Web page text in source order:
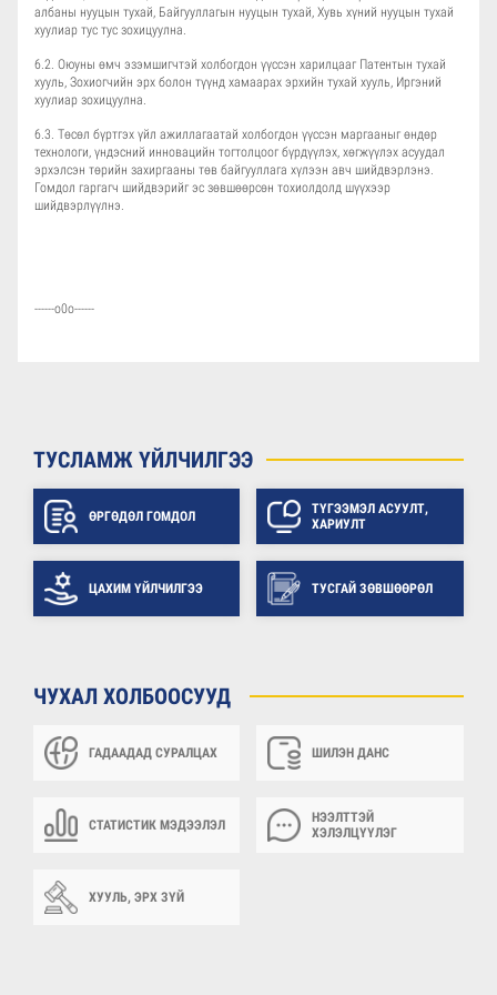
албаны нууцын тухай, Байгууллагын нууцын тухай, Хувь хүний нууцын тухай
хуулиар тус тус зохицуулна.
6.2. Оюуны өмч эзэмшигчтэй холбогдон үүссэн харилцааг Патентын тухай
хууль, Зохиогчийн эрх болон түүнд хамаарах эрхийн тухай хууль, Иргэний
хуулиар зохицуулна.
6.3. Төсөл бүртгэх үйл ажиллагаатай холбогдон үүссэн маргааныг өндөр
технологи, үндэсний инновацийн тогтолцоог бүрдүүлэх, хөгжүүлэх асуудал
эрхэлсэн төрийн захиргааны төв байгууллага хүлээн авч шийдвэрлэнэ.
Гомдол гаргагч шийдвэрийг эс зөвшөөрсөн тохиолдолд шүүхээр
шийдвэрлүүлнэ.
------о0о------
ТУСЛАМЖ ҮЙЛЧИЛГЭЭ
ӨРГӨДӨЛ ГОМДОЛ
ТҮГЭЭМЭЛ АСУУЛТ,
ХАРИУЛТ
ЦАХИМ ҮЙЛЧИЛГЭЭ ТУСГАЙ ЗӨВШӨӨРӨЛ
ЧУХАЛ ХОЛБООСУУД
ГАДААДАД СУРАЛЦАХ ШИЛЭН ДАНС
СТАТИСТИК МЭДЭЭЛЭЛ
НЭЭЛТТЭЙ
ХЭЛЭЛЦҮҮЛЭГ
ХУУЛЬ, ЭРХ ЗҮЙ